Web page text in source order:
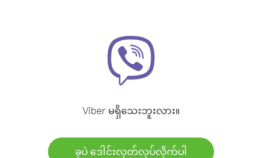
Viber မရှိသေးဘူးလား။
ခုပဲ ဒေါင်းလုတ်လုပ်လိုက်ပါ